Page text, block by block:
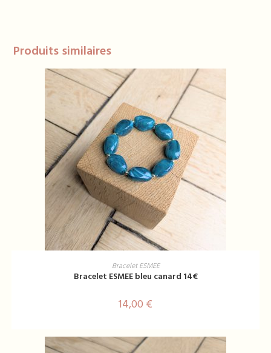
Produits similaires
AJOUTER AU PANIER
Bracelet ESMEE
Bracelet ESMEE bleu canard 14€
14,00 €